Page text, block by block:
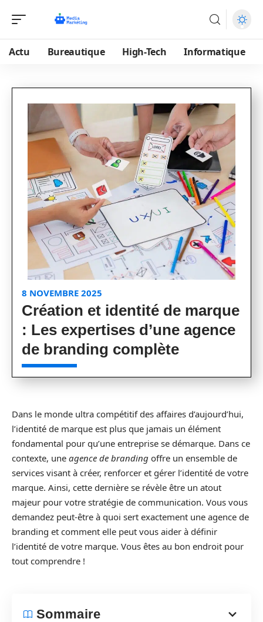
Actu Bureautique High-Tech Informatique
8 NOVEMBRE 2025
Création et identité de marque
: Les expertises d’une agence
de branding complète
Dans le monde ultra compétitif des affaires d’aujourd’hui,
l’identité de marque est plus que jamais un élément
fondamental pour qu’une entreprise se démarque. Dans ce
contexte, une agence de branding offre un ensemble de
services visant à créer, renforcer et gérer l’identité de votre
marque. Ainsi, cette dernière se révèle être un atout
majeur pour votre stratégie de communication. Vous vous
demandez peut-être à quoi sert exactement une agence de
branding et comment elle peut vous aider à définir
l’identité de votre marque. Vous êtes au bon endroit pour
tout comprendre !
Sommaire